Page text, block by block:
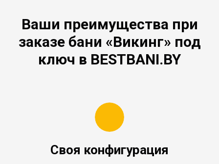
Ваши преимущества при
заказе бани «Викинг» под
ключ в BESTBANI.BY
Своя конфигурация